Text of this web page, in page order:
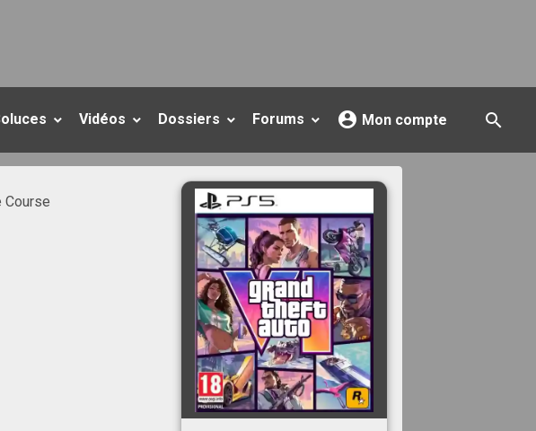
Vidéos Dossiers Forums Mon compte
Course